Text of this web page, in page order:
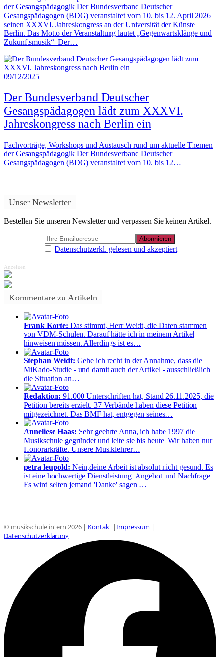
der Gesangspädagogik Der Bundesverband Deutscher
Gesangspädagogen (BDG) veranstaltet vom 10. bis 12. April 2026
seinen XXXVI. Jahreskongress an der Universität der Künste
Berlin. Das Motto der Veranstaltung lautet „Gegenwartsklänge und
Zukunftsmusik“. Der…
09/12/2025
Der Bundesverband Deutscher
Gesangspädagogen lädt zum XXXVI.
Jahreskongress nach Berlin ein
Fachvorträge, Workshops und Austausch rund um aktuelle Themen
der Gesangspädagogik Der Bundesverband Deutscher
Gesangspädagogen (BDG) veranstaltet vom 10. bis 12…
Unser Newsletter
Bestellen Sie unseren Newsletter und verpassen Sie keinen Artikel.
Datenschutzerkl. gelesen und akzeptiert
Anzeigen
Kommentare zu Artikeln
Frank Korte: Das stimmt, Herr Weidt, die Daten stammen
von VDM-Schulen. Darauf hätte ich in meinem Artikel
hinweisen müssen. Allerdings ist es…
Stephan Weidt: Gehe ich recht in der Annahme, dass die
MiKado-Studie - und damit auch der Artikel - ausschließlich
die Situation an…
Redaktion: 91.000 Unterschriften hat, Stand 26.11.2025, die
Petition bereits erzielt. 37 Verbände haben diese Petition
mitgezeichnet. Das BMF hat, entgegen seines…
Anneliese Haas: Sehr geehrte Anna, ich habe 1997 die
Musikschule gegründet und leite sie bis heute. Wir haben nur
Honorarkräfte. Unsere Musiklehrer…
petra leupold: Nein,deine Arbeit ist absolut nicht gesund. Es
ist eine hochwertige Dienstleistung. Angebot und Nachfrage.
Es wird selten jemand 'Danke' sagen.…
© musikschule intern 2026 | Kontakt | Impressum |
Datenschutzerklärung